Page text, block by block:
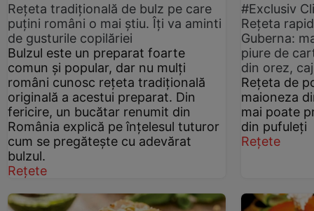
Rețeta tradițională de bulz pe care
puțini români o mai știu. Îți va aminti
de gusturile copilăriei
Bulzul este un preparat foarte
comun și popular, dar nu mulți
români cunosc rețeta tradițională
originală a acestui preparat. Din
fericire, un bucătar renumit din
România explică pe înțelesul tuturor
cum se pregătește cu adevărat
bulzul.
Rețete
#Exclusiv
Rețeta
Guberna:
piure de
din orez,
Rețeta de
maioneza
mai poate
din pufuleți
Rețete